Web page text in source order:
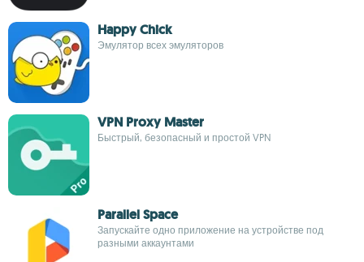
Happy Chick
Эмулятор всех эмуляторов
VPN Proxy Master
Быстрый, безопасный и простой VPN
Parallel Space
Запускайте одно приложение на устройстве под
разными аккаунтами